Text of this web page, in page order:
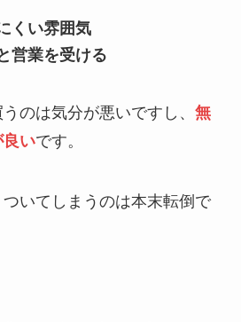
くい雰囲気
営業を受ける
のは気分が悪いですし、 無
良いです。
いてしまうのは本末転倒で